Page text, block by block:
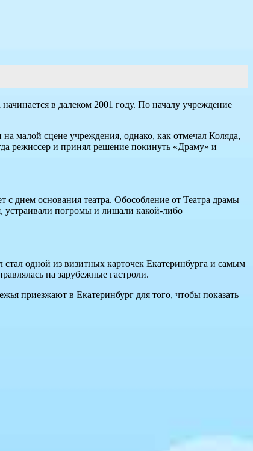
в далеком 2001 году. По началу учреждение
малой сцене учреждения, однако, как отмечал Коляда,
режиссер и принял решение покинуть «Драму» и
днем основания театра. Обособление от Театра драмы
устраивали погромы и лишали какой-либо
стал одной из визитных карточек Екатеринбурга и самым
на зарубежные гастроли.
приезжают в Екатеринбург для того, чтобы показать